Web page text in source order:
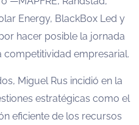
Energy, BlackBox Led y
hacer posible la jornada
empresarial.
Miguel Rus incidió en la
estratégicas como el
eficiente de los recursos